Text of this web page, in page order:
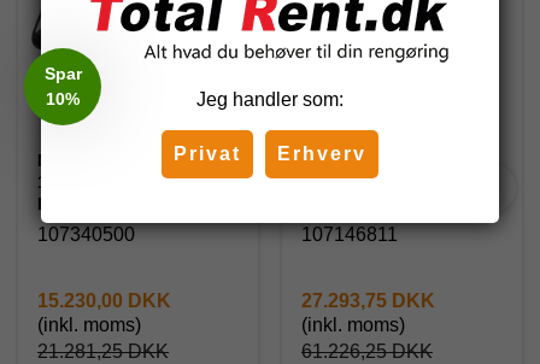
Nilfisk SC UNO 4M-
140/620 PS
Koldtvandsrenser
107340500
21.281,25 DKK
15.230,00 DKK
(inkl. moms)
Nilfisk MC 7P-195/1280
FA Koldtvandsrenser
107146811
61.226,25 DKK
27.293,75 DKK
(inkl. moms)
Jeg handler som:
Privat Erhverv
Spar
10%